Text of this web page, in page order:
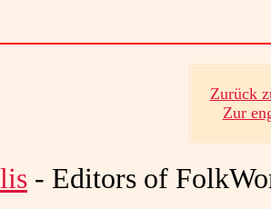
Zurück
Zur
- Editors of